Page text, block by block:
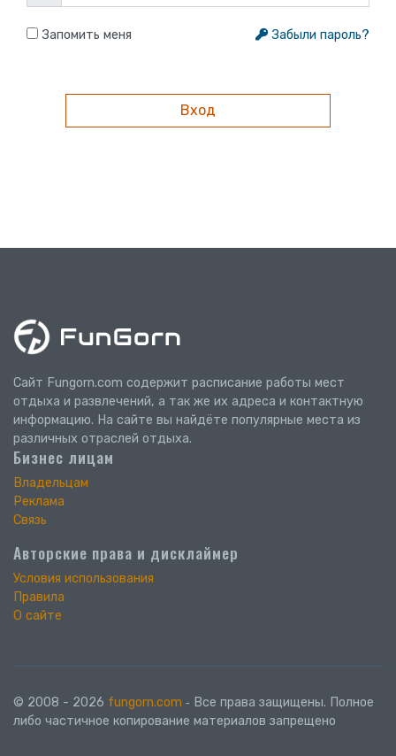
Запомить меня Забыли пароль?
Сайт Fungorn.com содержит расписание работы мест
отдыха и развлечений, а так же их адреса и контактную
информацию. На сайте вы найдёте популярные места из
различных отраслей отдыха.
Бизнес лицам
Владельцам
Реклама
Связь
Авторские права и дисклаймер
Условия использования
Правила
О сайте
© 2008 - 2026 fungorn.com ‐ Все права защищены. Полное
либо частичное копирование материалов запрещено